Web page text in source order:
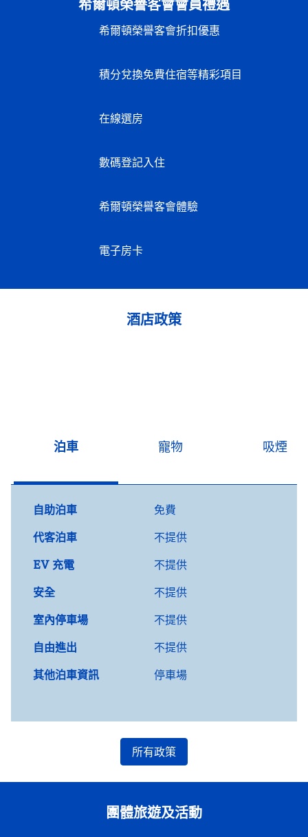
希爾頓榮譽客會會員禮遇
希爾頓榮譽客會折扣優惠
積分兌換免費住宿等精彩項目
在線選房
數碼登記入住
希爾頓榮譽客會體驗
電子房卡
酒店政策
泊車 寵物 吸煙
自助泊車
免費
代客泊車
不提供
EV 充電
不提供
安全
不提供
室內停車場
不提供
自由進出
不提供
其他泊車資訊
停車場
所有政策
團體旅遊及活動